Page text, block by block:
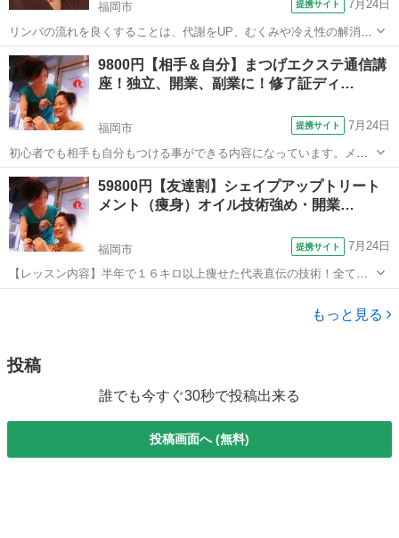
福岡市 提携サイト 7月24日
リンパの流れを良くすることは、代謝をUP、むくみや冷え性の解消、
同時にストレスも解消してリラックス効果を高めます。 ★アロマオイ
ルを使用し、背中・デコルテ・足などの実技を繰り返し学んでいきま
す。 まずは資料請求又は体験レ...
福岡 福岡市 マッサージ
9800円【相手＆自分】まつげエクステ通信講
座！独立、開業、副業に！修了証ディ…
福岡市 提携サイト 7月24日
初心者でも相手も自分もつける事ができる内容になっています。メー
ルにて無料でご質問も承っておりますので、お気軽にご受講下さい！
通学の際の割引きクーポン付きです。何かあれば、直接学びにも行け
ますので、心強いと思います！初心者の方...
福岡 福岡市 メイク
59800円【友達割】シェイプアップトリート
メント（痩身）オイル技術強め・開業…
福岡市 提携サイト 7月24日
【レッスン内容】半年で１６キロ以上痩せた代表直伝の技術！全てオ
ールハンド技術で行います。やや痛みがありますが、強弱は調整でき
る技術です。マシーンと一緒にする技術として学ぶこともオススメ！
もっと見る
投稿
誰でも今すぐ30秒で投稿出来る
投稿画面へ (無料)